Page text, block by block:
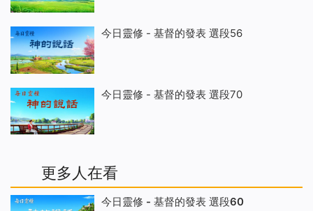
今日靈修 - 基督的發表 選段56
今日靈修 - 基督的發表 選段70
更多人在看
今日靈修 - 基督的發表 選段60